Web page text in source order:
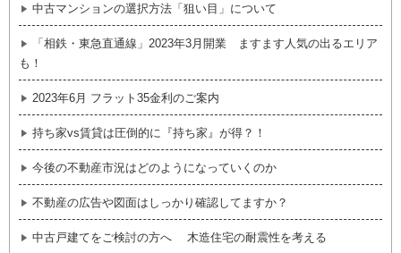
中古マンションの選択方法「狙い目」について
「相鉄・東急直通線」2023年3月開業 ますます人気の出るエリア
も！
2023年6月 フラット35金利のご案内
持ち家vs賃貸は圧倒的に『持ち家』が得？！
今後の不動産市況はどのようになっていくのか
不動産の広告や図面はしっかり確認してますか？
中古戸建てをご検討の方へ 木造住宅の耐震性を考える